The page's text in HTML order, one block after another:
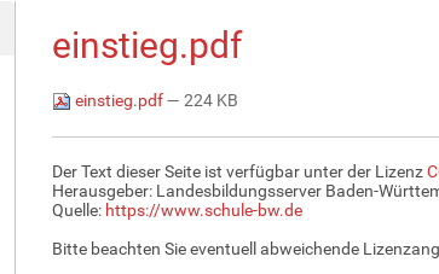
einstieg.pdf
einstieg.pdf— 224 KB
Der Text dieser Seite ist verfügbar unter der Lizenz
Herausgeber: Landesbildungsserver Baden-
Quelle: https://www.schule-bw.de
Bitte beachten Sie eventuell abweichende